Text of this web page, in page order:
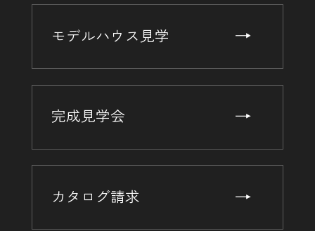
モデルハウス見学
完成見学会
カタログ請求